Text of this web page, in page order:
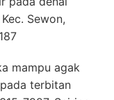
Sewon,
mampu agak
terbitan